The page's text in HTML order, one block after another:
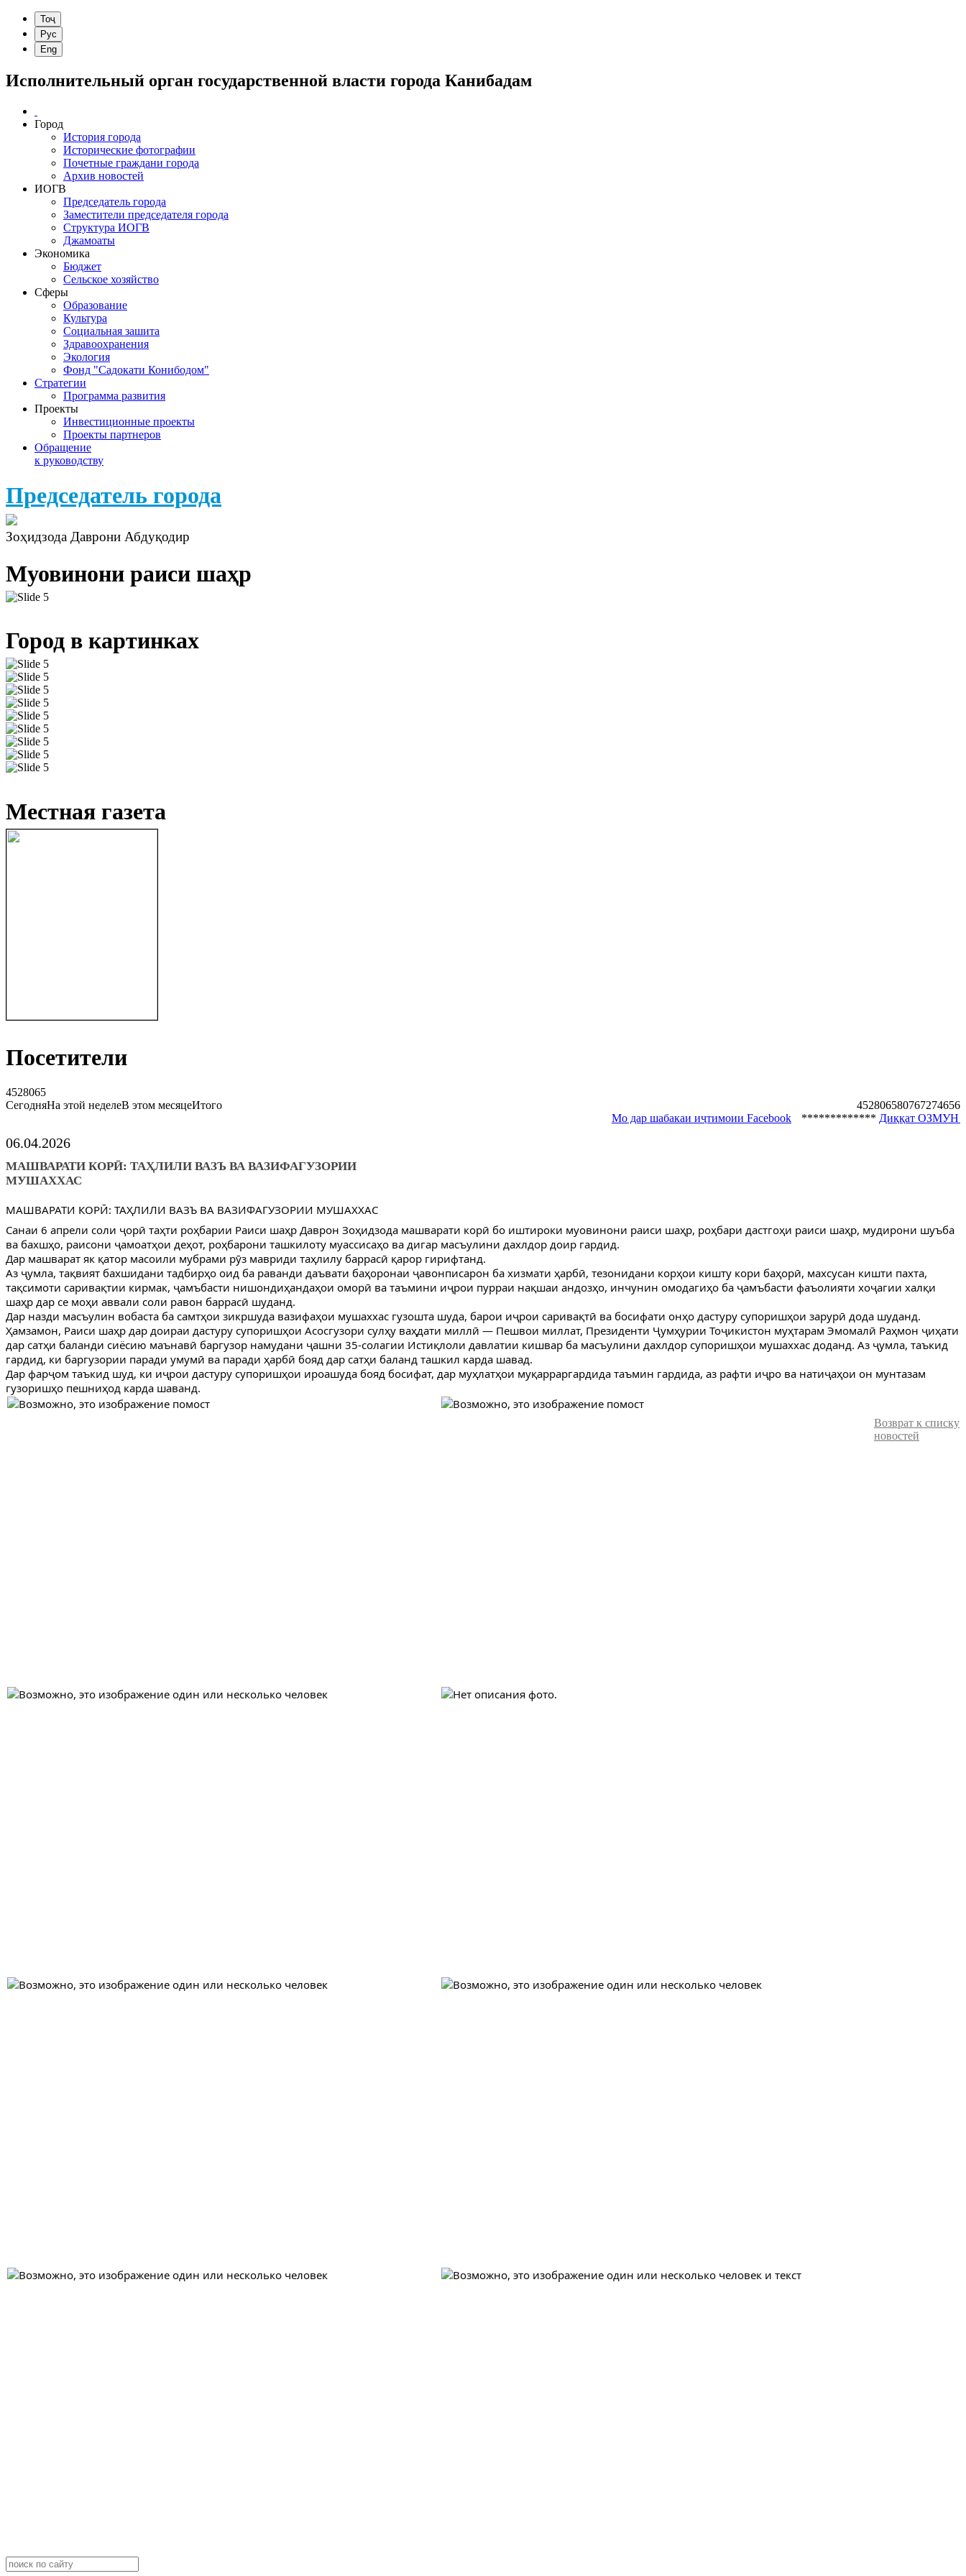
Исполнительный орган государственной власти города Канибадам
Город
История города
Исторические фотографии
Почетные граждани города
Архив новостей
ИОГВ
Председатель города
Заместители председателя города
Структура ИОГВ
Джамоаты
Экономика
Бюджет
Сельское хозяйство
Сферы
Обрaзование
Культура
Социальная зашита
Здравоохранения
Экология
Фонд "Садокати Конибодом"
Стратегии
Программа развития
Проекты
Инвестиционные проекты
Проекты партнеров
Обращение
к руководству
Председатель города
Зоҳидзода Даврони Абдуқодир
Муовинони раиси шаҳр
Город в картинках
Местная газета
Посетители
4528065
Сегодня
656
На этой неделе 7274
В этом месяце 8076
Итого
4528065
Мо дар шабакаи иҷтимоии Facebook *************Диққат ОЗМУН барои
06.04.2026
МАШВАРАТИ КОРӢ: ТАҲЛИЛИ ВАЗЪ ВА ВАЗИФАГУЗОРИИ
МУШАХХАС
МАШВАРАТИ КОРӢ: ТАҲЛИЛИ ВАЗЪ ВА ВАЗИФАГУЗОРИИ МУШАХХАС
Санаи 6 апрели соли ҷорӣ таҳти роҳбарии Раиси шаҳр Даврон Зоҳидзода машварати корӣ бо иштироки муовинони раиси шаҳр, роҳбари дастгоҳи раиси шаҳр, мудирони шуъба
ва бахшҳо, раисони ҷамоатҳои деҳот, роҳбарони ташкилоту муассисаҳо ва дигар масъулини дахлдор доир гардид.
Дар машварат як қатор масоили мубрами рӯз мавриди таҳлилу баррасӣ қарор гирифтанд.
Аз ҷумла, тақвият бахшидани тадбирҳо оид ба раванди даъвати баҳоронаи ҷавонписарон ба хизмати ҳарбӣ, тезонидани корҳои кишту кори баҳорӣ, махсусан кишти пахта,
тақсимоти саривақтии кирмак, ҷамъбасти нишондиҳандаҳои оморӣ ва таъмини иҷрои пурраи нақшаи андозҳо, инчунин омодагиҳо ба ҷамъбасти фаъолияти хоҷагии халқи
шаҳр дар се моҳи аввали соли равон баррасӣ шуданд.
Дар назди масъулин вобаста ба самтҳои зикршуда вазифаҳои мушаххас гузошта шуда, барои иҷрои саривақтӣ ва босифати онҳо дастуру супоришҳои зарурӣ дода шуданд.
Ҳамзамон, Раиси шаҳр дар доираи дастуру супоришҳои Асосгузори сулҳу ваҳдати миллӣ — Пешвои миллат, Президенти Ҷумҳурии Тоҷикистон муҳтарам Эмомалӣ Раҳмон ҷиҳати
дар сатҳи баланди сиёсию маънавӣ баргузор намудани ҷашни 35-солагии Истиқлоли давлатии кишвар ба масъулини дахлдор супоришҳои мушаххас доданд. Аз ҷумла, таъкид
гардид, ки баргузории паради умумӣ ва паради ҳарбӣ бояд дар сатҳи баланд ташкил карда шавад.
Дар фарҷом таъкид шуд, ки иҷрои дастуру супоришҳои ироашуда бояд босифат, дар муҳлатҳои муқарраргардида таъмин гардида, аз рафти иҷро ва натиҷаҳои он мунтазам
гузоришҳо пешниҳод карда шаванд.
Возврат к списку
новостей